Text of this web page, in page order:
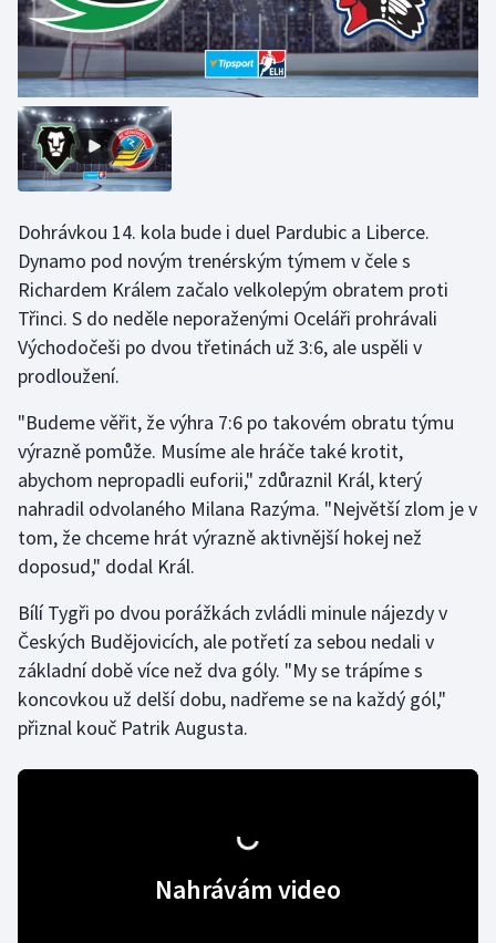
Dohrávkou 14. kola bude i duel Pardubic a Liberce.
Dynamo pod novým trenérským týmem v čele s
Richardem Králem začalo velkolepým obratem proti
Třinci. S do neděle neporaženými Oceláři prohrávali
Východočeši po dvou třetinách už 3:6, ale uspěli v
prodloužení.
"Budeme věřit, že výhra 7:6 po takovém obratu týmu
výrazně pomůže. Musíme ale hráče také krotit,
abychom nepropadli euforii," zdůraznil Král, který
nahradil odvolaného Milana Razýma. "Největší zlom je v
tom, že chceme hrát výrazně aktivnější hokej než
doposud," dodal Král.
Bílí Tygři po dvou porážkách zvládli minule nájezdy v
Českých Budějovicích, ale potřetí za sebou nedali v
základní době více než dva góly. "My se trápíme s
koncovkou už delší dobu, nadřeme se na každý gól,"
přiznal kouč Patrik Augusta.
Nahrávám video